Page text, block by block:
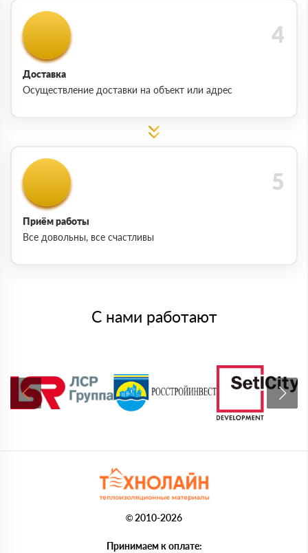
Доставка
Осуществление доставки на объект или адрес
Приём работы
Все довольны, все счастливы
С нами работают
© 2010-2026
Принимаем к оплате: